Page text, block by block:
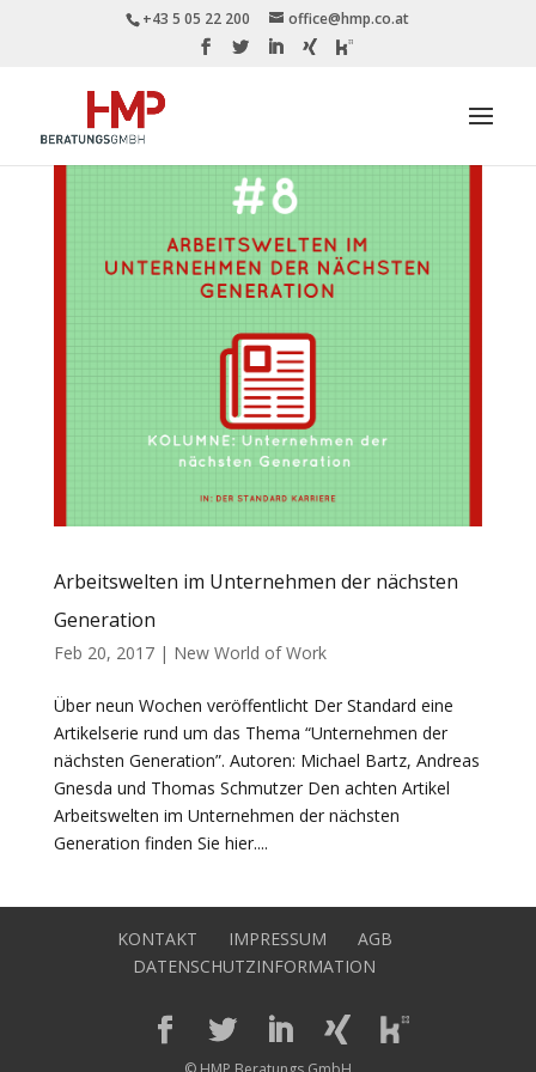
+43 5 05 22 200 office@hmp.co.at
Arbeitswelten im Unternehmen der nächsten
Generation
Feb 20, 2017| New World of Work
Über neun Wochen veröffentlicht Der Standard eine
Artikelserie rund um das Thema “Unternehmen der
nächsten Generation”. Autoren: Michael Bartz, Andreas
Gnesda und Thomas Schmutzer Den achten Artikel
Arbeitswelten im Unternehmen der nächsten
Generation finden Sie hier....
KONTAKT IMPRESSUM
AGB
DATENSCHUTZINFORMATION